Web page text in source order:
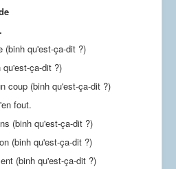
(binh qu'est-ça-dit ?)
ça-dit ?)
coup (binh qu'est-ça-dit ?)
fout.
(binh qu'est-ça-dit ?)
(binh qu'est-ça-dit ?)
(binh qu'est-ça-dit ?)